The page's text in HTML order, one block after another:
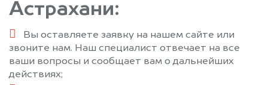
Астрахани:
Вы оставляете заявку на нашем сайте или
звоните нам. Наш специалист отвечает на все
ваши вопросы и сообщает вам о дальнейших
действиях;